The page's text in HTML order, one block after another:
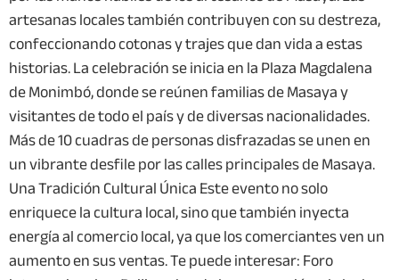
artesanas locales también contribuyen con su destreza,
confeccionando cotonas y trajes que dan vida a estas
historias. La celebración se inicia en la Plaza Magdalena
de Monimbó, donde se reúnen familias de Masaya y
visitantes de todo el país y de diversas nacionalidades.
Más de 10 cuadras de personas disfrazadas se unen en
un vibrante desfile por las calles principales de Masaya.
Una Tradición Cultural Única Este evento no solo
enriquece la cultura local, sino que también inyecta
energía al comercio local, ya que los comerciantes ven un
aumento en sus ventas. Te puede interesar: Foro